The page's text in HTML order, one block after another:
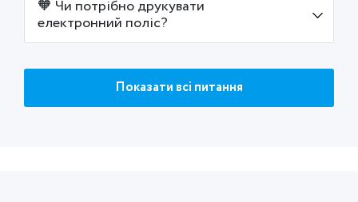
🧡 Чи потрібно друкувати
електронний поліс?
Показати всі питання